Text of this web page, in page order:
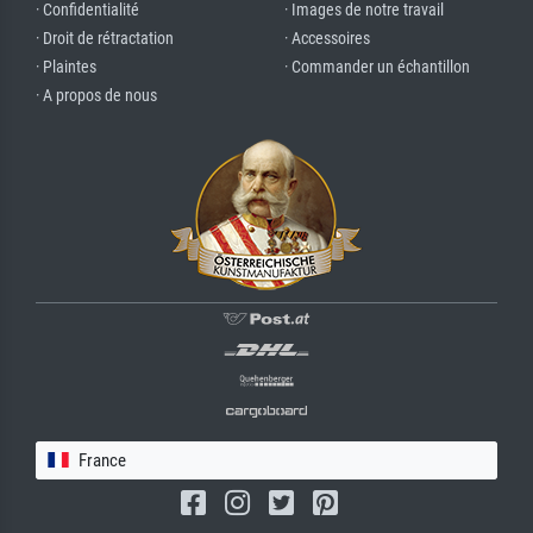
· Confidentialité
· Droit de rétractation
· Plaintes
· A propos de nous
· Images de notre travail
· Accessoires
· Commander un échantillon
France